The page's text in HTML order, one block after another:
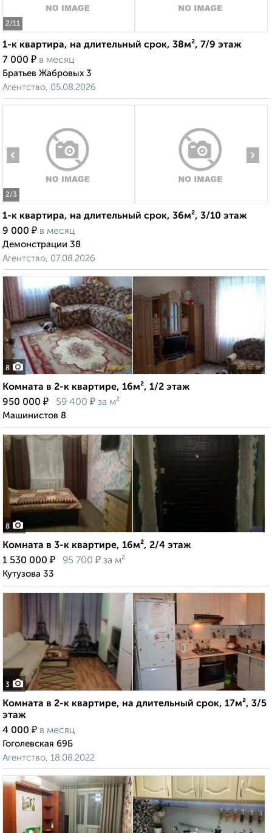
2/11
1-к квартира, на длительный срок, 38м², 7/9 этаж
7 000 ₽ в месяц
Братьев Жабровых 3
Агентство, 05.08.2026
2/3
‹ ›
1-к квартира, на длительный срок, 36м², 3/10 этаж
9 000 ₽ в месяц
Демонстрации 38
Агентство, 07.08.2026
8
Комната в 2-к квартире, 16м², 1/2 этаж
950 000 ₽ 59 400 ₽ за м²
Машинистов 8
8
Комната в 3-к квартире, 16м², 2/4 этаж
1 530 000 ₽ 95 700 ₽ за м²
Кутузова 33
3
Комната в 2-к квартире, на длительный срок, 17м², 3/5
этаж
4 000 ₽ в месяц
Гоголевская 69Б
Агентство, 18.08.2022